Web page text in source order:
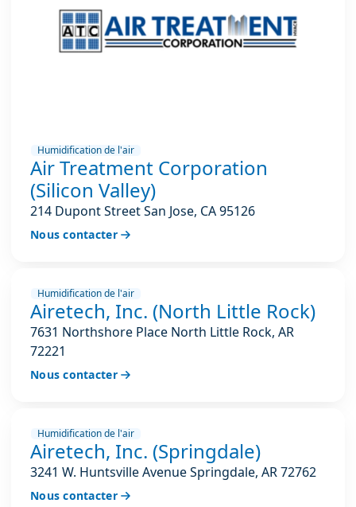
Humidification de l'air
Air Treatment Corporation
(Silicon Valley)
214 Dupont Street San Jose, CA 95126
Nous contacter
Humidification de l'air
Airetech, Inc. (North Little Rock)
7631 Northshore Place North Little Rock, AR
72221
Nous contacter
Humidification de l'air
Airetech, Inc. (Springdale)
3241 W. Huntsville Avenue Springdale, AR 72762
Nous contacter